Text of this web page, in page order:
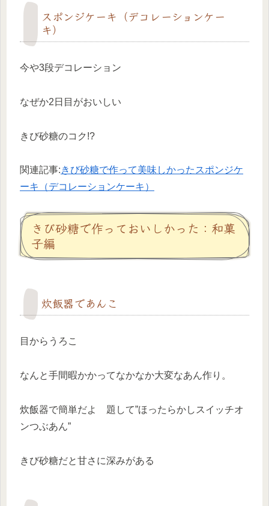
スポンジケーキ（デコレーションケー
キ）
今や3段デコレーション
なぜか2日目がおいしい
きび砂糖のコク!?
関連記事:きび砂糖で作って美味しかったスポンジケ
ーキ（デコレーションケーキ）
きび砂糖で作っておいしかった：和菓
子編
炊飯器であんこ
目からうろこ
なんと手間暇かかってなかなか大変なあん作り。
炊飯器で簡単だよ 題して”ほったらかしスイッチオ
ンつぶあん”
きび砂糖だと甘さに深みがある